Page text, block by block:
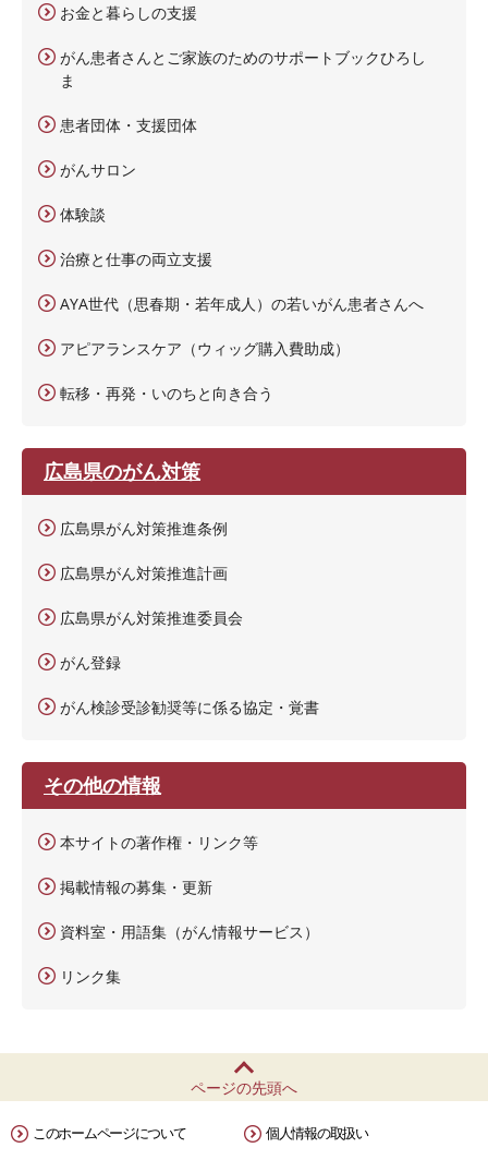
お金と暮らしの支援
がん患者さんとご家族のためのサポートブックひろし
ま
患者団体・支援団体
がんサロン
体験談
治療と仕事の両立支援
AYA世代（思春期・若年成人）の若いがん患者さんへ
アピアランスケア（ウィッグ購入費助成）
転移・再発・いのちと向き合う
広島県のがん対策
広島県がん対策推進条例
広島県がん対策推進計画
広島県がん対策推進委員会
がん登録
がん検診受診勧奨等に係る協定・覚書
その他の情報
本サイトの著作権・リンク等
掲載情報の募集・更新
資料室・用語集（がん情報サービス）
リンク集
ページの先頭へ
このホームページについて 個人情報の取扱い